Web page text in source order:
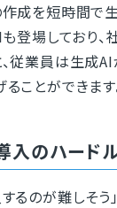
成を短時間で
登場しており
従業員は生成
ことができます
のハード
るのが難しそう